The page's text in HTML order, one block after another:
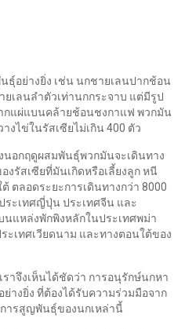
ธุ์อย่างยิ่ง เช่น นกชายเลนปากช้อน
ยเลนลำตัวเท่านกกระจาบ แต่มีรูป
แผ่แบนคล้ายช้อนชงกาแฟ พวกมัน
งไข่ในรัสเซียไม่เกิน 400 ตัว
นอกฤดูผสมพันธุ์พวกมันจะเดินทาง
รัสเซียที่มันเกิดหรือเลี้ยงลูก หนี
ตลอดระยะการเดินทางกว่า 8000
ะเทศญี่ปุ่น ประเทศจีน และ
นแหล่งพักพิงหลักในประเทศพม่า
ะเทศเวียดนาม และทางตอนใต้ของ
าจึงเห็นได้ชัดว่า การอนุรักษ์นกหา
างยิ่ง ที่ต้องได้รับความร่วมมือจาก
ารสูญพันธุ์ของนกเหล่านี้